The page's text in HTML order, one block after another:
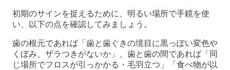
初期のサインを捉えるために、明るい場所で手鏡を使
い、以下の点を確認してみましょう。
歯の根元であれば「歯と歯ぐきの境目に黒っぽい変色や
くぼみ、ザラつきがないか」、歯と歯の間であれば「同
じ場所でフロスが引っかかる・毛羽立つ」「食べ物が以